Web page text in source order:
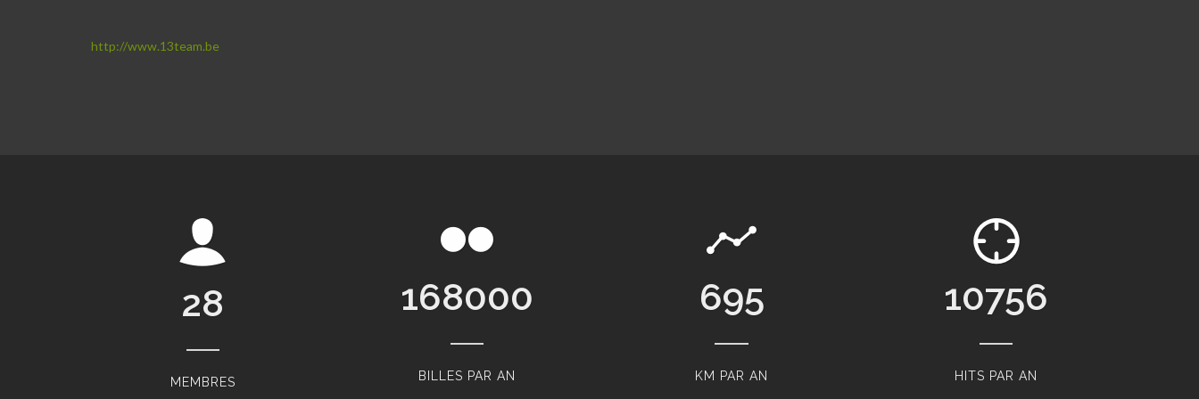
http://www.13team.be
28
MEMBRES
168000
BILLES PAR AN
865
KM PAR AN
11520
HITS PAR AN